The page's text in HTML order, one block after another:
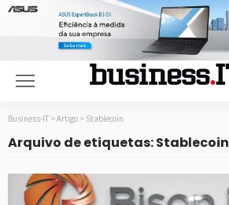
Business-IT > Artigo > Stablecoin
Arquivo de etiquetas: Stablecoin